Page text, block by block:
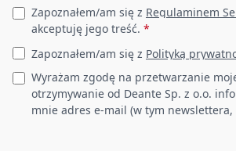
Leave this field empty
Zapoznałem/am się z Regulaminem
akceptuję jego treść. *
Zapoznałem/am się z Polityką
Wyrażam zgodę na przetwarzanie
otrzymywanie od Deante Sp. z o.o.
mnie adres e-mail (w tym